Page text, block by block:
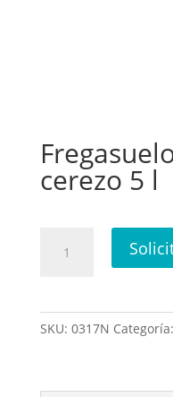
cerezo 5 l
biofresh
SKU: 0317N Categoría: